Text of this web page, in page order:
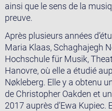
ainsi que le sens de la
preuve.
Après plusieurs années
Maria Klaas, Schaghajegh
Hochschule für Musik,
Hanovre, où elle a étudié
Nøkleberg. Elle y a obtenu
de Christopher Oakden et
2017 auprès d’Ewa Kupiec.